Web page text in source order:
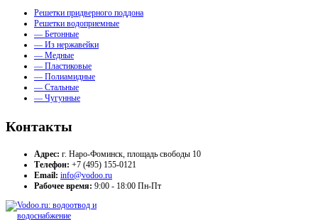
Решетки придверного поддона
Решетки водоприемные
— Бетонные
— Из нержавейки
— Медные
— Пластиковые
— Полиамидные
— Стальные
— Чугунные
Контакты
Адрес: г. Наро-Фоминск, площадь свободы 10
Телефон: +7 (495) 155-0121
Email: info@vodoo.ru
Рабочее время: 9:00 - 18:00 Пн-Пт